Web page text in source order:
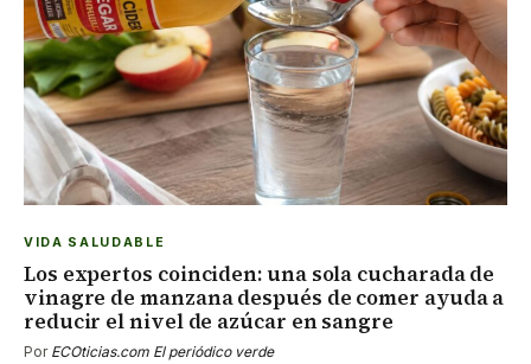
VIDA SALUDABLE
Los expertos coinciden: una sola cucharada de
vinagre de manzana después de comer ayuda a
reducir el nivel de azúcar en sangre
Por ECOticias.com El periódico verde